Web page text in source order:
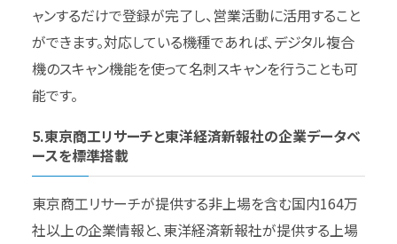
ャンするだけで登録が完了し、営業活動に活用すること
ができます。対応している機種であれば、デジタル複合
機のスキャン機能を使って名刺スキャンを行うことも可
能です。
5.東京商工リサーチと東洋経済新報社の企業データベ
ースを標準搭載
東京商工リサーチが提供する非上場を含む国内164万
社以上の企業情報と、東洋経済新報社が提供する上場